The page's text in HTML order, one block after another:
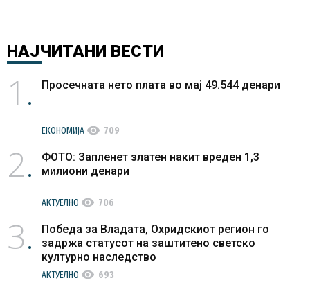
НАЈЧИТАНИ ВЕСТИ
1 Просечната нето плата во мај 49.544 денари
ЕКОНОМИЈА visibility 709
2
ФОТО: Запленет златен накит вреден 1,3
милиони денари
АКТУЕЛНО visibility 706
3
Победа за Владата, Охридскиот регион го
задржа статусот на заштитено светско
културно наследство
АКТУЕЛНО visibility 693